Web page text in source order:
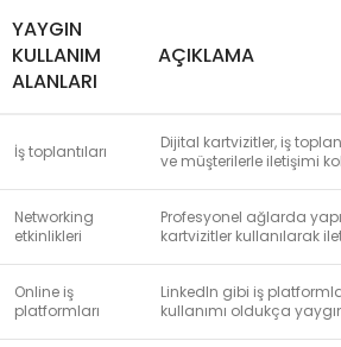
YAYGIN
KULLANIM
ALANLARI
AÇIKLAMA
İş toplantıları
Dijital kartvizitler, iş
ve müşterilerle iletişimi
Networking
etkinlikleri
Profesyonel ağlarda
kartvizitler kullanılarak
Online iş
platformları
LinkedIn gibi iş
kullanımı oldukça